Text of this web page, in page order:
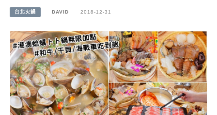
台北火鍋 DAVID 2018-12-31